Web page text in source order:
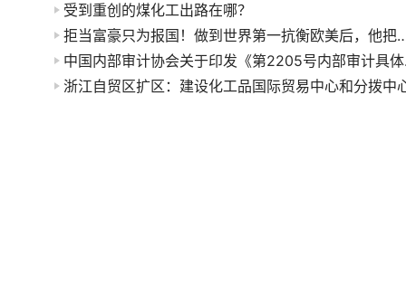
受到重创的煤化工出路在哪？
拒当富豪只为报国！做到世界第
中国
浙江自贸区扩区：建设化工品国际贸易中心和分拨中